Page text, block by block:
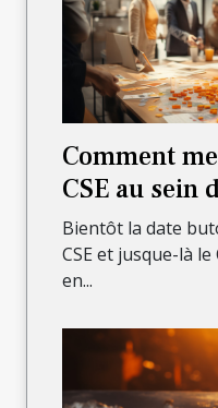
Comment
CSE au sein
Bientôt la date
CSE et jusque-là le
en...